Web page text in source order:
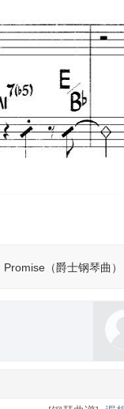
Promise（爵士钢琴曲）